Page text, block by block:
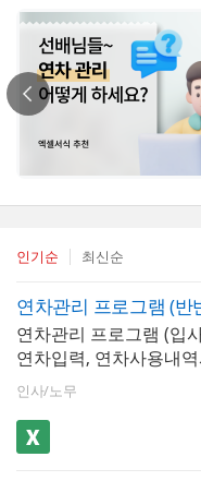
인기순 최신순
연차관리 프로그램 (입
연차입력, 연차사용내
당 정산서) 서식입니다.
로그램은 입사일자를 기
차 발생 일수를 자동 계
자별 연차를 체계적으로
인사/노무